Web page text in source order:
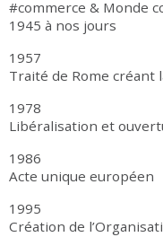
#commerce & Monde
1945 à nos jours
1957
Traité de Rome créant
1978
Libéralisation et
1986
Acte unique européen
1995
Création de